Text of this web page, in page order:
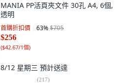
MANIA PP活頁夾文件 30孔 A4, 6個,
透明
首購折扣價 63%$705
$256
($42.67/1個)
8/12 星期三 預計送達
(217)